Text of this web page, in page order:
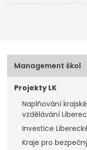
Management škol
Projekty LK
Naplňování
vzdělávání
Investice
Kraje pro